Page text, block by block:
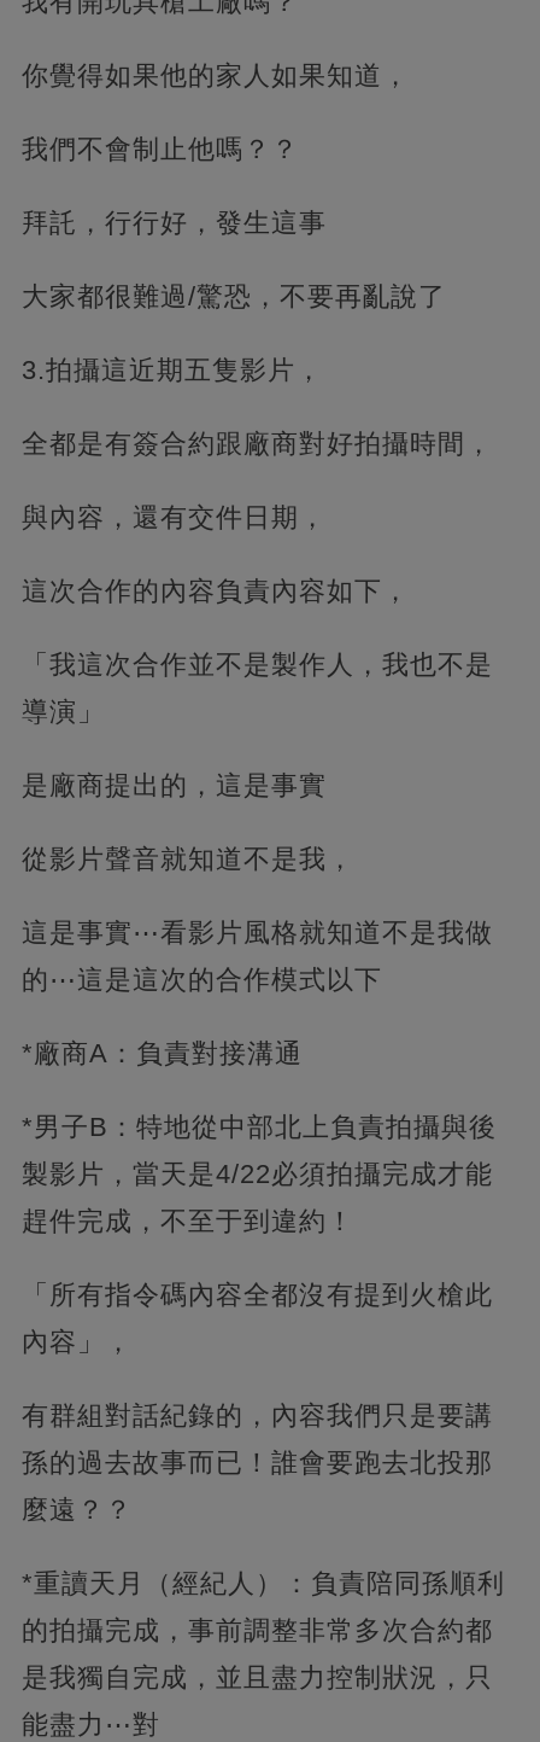
你覺得如果他的家人如果知道，
我們不會制止他嗎？？
拜託，行行好，發生這事
大家都很難過/驚恐，不要再亂說了
3.拍攝這近期五隻影片，
全都是有簽合約跟廠商對好拍攝時間，
與內容，還有交件日期，
這次合作的內容負責內容如下，
「我這次合作並不是製作人，我也不是
導演」
是廠商提出的，這是事實
從影片聲音就知道不是我，
這是事實⋯看影片風格就知道不是我做
的⋯這是這次的合作模式以下
*廠商A：負責對接溝通
*男子B：特地從中部北上負責拍攝與後
製影片，當天是4/22必須拍攝完成才能
趕件完成，不至于到違約！
「所有指令碼內容全都沒有提到火槍此
內容」，
有群組對話紀錄的，內容我們只是要講
孫的過去故事而已！誰會要跑去北投那
麼遠？？
*重讀天月（經紀人）：負責陪同孫順利
的拍攝完成，事前調整非常多次合約都
是我獨自完成，並且盡力控制狀況，只
能盡力⋯對